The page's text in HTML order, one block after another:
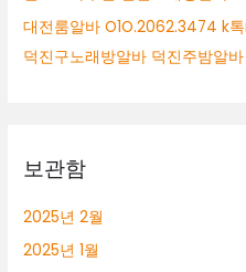
무
대전룸알바 O1O.2062.3474 k
덕진구노래방알바 덕진주밤알바
보관함
2025년 2월
2025년 1월